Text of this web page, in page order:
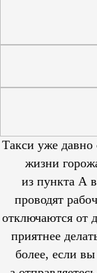
Такси уже давно
жизни
из пункта А
проводят
отключаются от
приятнее
более, если